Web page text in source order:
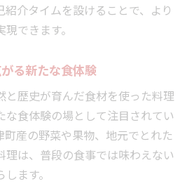
介タイムを設けることで、より
できます。
る新たな食体験
と歴史が育んだ食材を使った料理
な食体験の場として注目されてい
町産の野菜や果物、地元でとれた
理は、普段の食事では味わえない
ます。